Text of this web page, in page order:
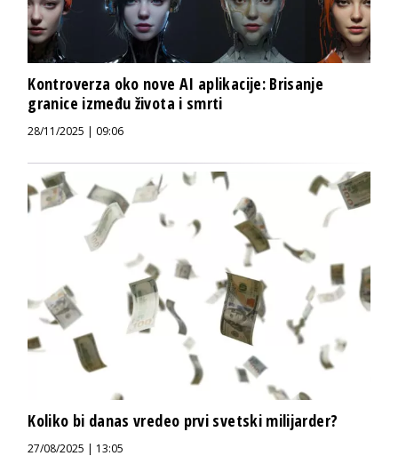
Kontroverza oko nove AI aplikacije: Brisanje
granice između života i smrti
28/11/2025 | 09:06
Koliko bi danas vredeo prvi svetski milijarder?
27/08/2025 | 13:05